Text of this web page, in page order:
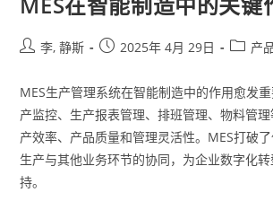
李, 静斯 2025年 4月 29日 产
MES生产管理系统在智能制造中的作用愈发
产监控、生产报表管理、排班管理、物料管
产效率、产品质量和管理灵活性。MES打破
生产与其他业务环节的协同，为企业数字化
持。